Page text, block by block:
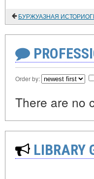
Order by:
There are no
LIBRARY